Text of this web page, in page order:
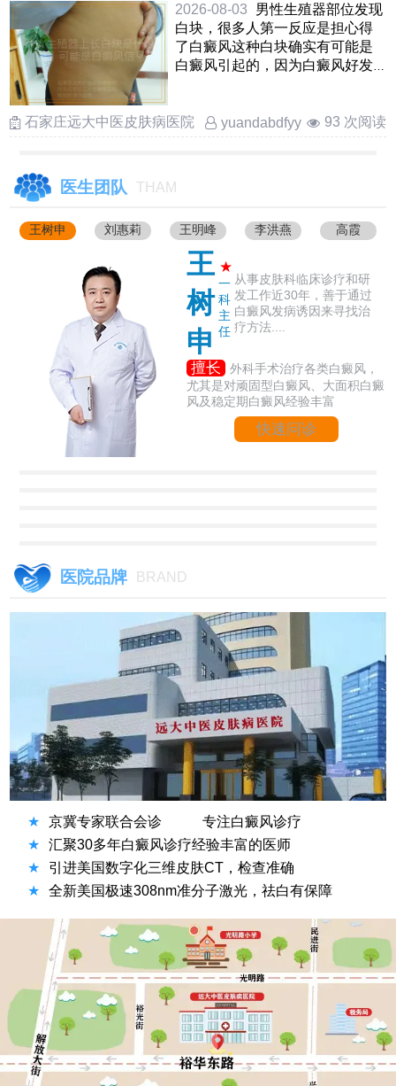
2026-08-03
男性生殖器部位发现
白块，很多人第一反应是担心得
了白癜风这种白块确实有可能是
白癜风引起的，因为白癜风好发
石家庄远大中医皮肤病医院 yuandabdfyy 93 次阅读
医生团队 THAM
王树申 刘惠莉 王明峰 李洪燕 高霞
王
树
申
★
一
科
主
任
从事皮肤科临床诊疗和研
发工作近30年，善于通过
白癜风发病诱因来寻找治
疗方法....
擅长
外科手术治疗各类白癜风，
尤其是对顽固型白癜风、大面积白癜
风及稳定期白癜风经验丰富
快速问诊
医院品牌 BRAND
★ 京冀专家联合会诊
专注白癜风诊疗
★
汇聚30多年白癜风诊疗经验丰富的医师
★
引进美国数字化三维皮肤CT，检查准确
★
全新美国极速308nm准分子激光，祛白有保障